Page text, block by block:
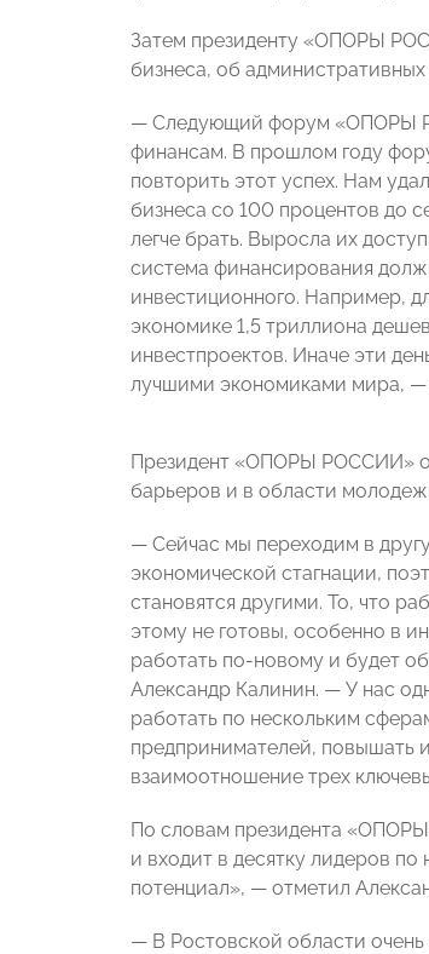
Затем президенту «ОПОРЫ
бизнеса, об
— Следующий форум «ОПОРЫ
финансам. В прошлом году
повторить этот успех. Нам
бизнеса со 100 процентов до
легче брать. Выросла их
система финансирования
инвестиционного. Например,
экономике 1,5 триллиона
инвестпроектов. Иначе эти
лучшими экономиками мира, —
Президент «ОПОРЫ РОССИИ»
барьеров и в области
— Сейчас мы переходим в
экономической стагнации,
становятся другими. То, что
этому не готовы, особенно в
работать по-новому и будет
Александр Калинин. — У нас
работать по нескольким
предпринимателей, повышать
взаимоотношение трех
По словам президента
и входит в десятку лидеров
потенциал», — отметил
— В Ростовской области